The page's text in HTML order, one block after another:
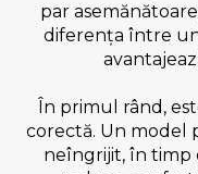
par
diferența între
În primul rând,
corectă. Un model
neîngrijit, în timp